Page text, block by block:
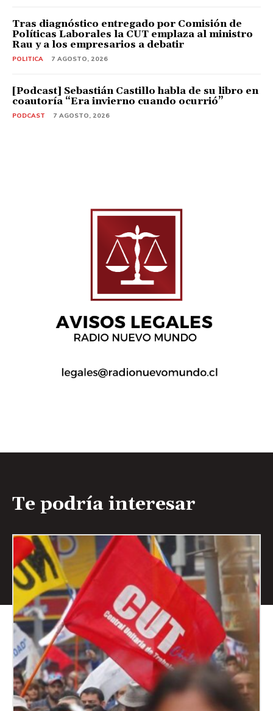
Tras diagnóstico entregado por Comisión de
Políticas Laborales la CUT emplaza al ministro
Rau y a los empresarios a debatir
POLITICA 7 AGOSTO, 2026
[Podcast] Sebastián Castillo habla de su libro en
coautoría “Era invierno cuando ocurrió”
PODCAST 7 AGOSTO, 2026
Te podría interesar